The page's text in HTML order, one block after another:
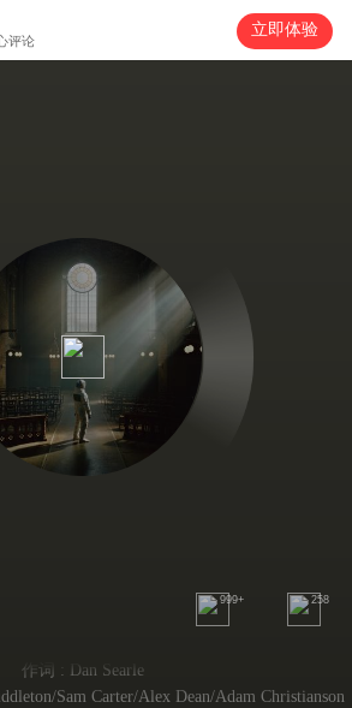
评论
立即体验
999+ 258
作词 : Dan Searle
Sam Carter/Alex Dean/Adam Christianson